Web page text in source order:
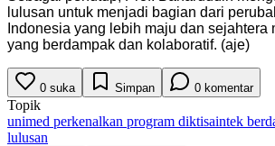
lulusan untuk menjadi bagian dari
Indonesia yang lebih maju dan sejahtera
yang berdampak dan kolaboratif. (aje)
0 suka Simpan 0 komentar
Topik
unimed perkenalkan program diktisaintek
lulusan